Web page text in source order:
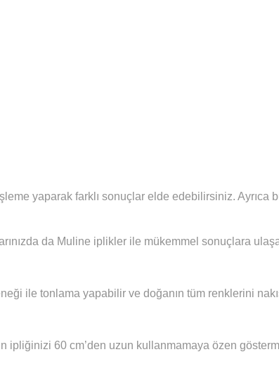
yaparak farklı sonuçlar elde edebilirsiniz. Ayrıca
da Muline iplikler ile mükemmel sonuçlara
ile tonlama yapabilir ve doğanın tüm renklerini
ipliğinizi 60 cm’den uzun kullanmamaya özen